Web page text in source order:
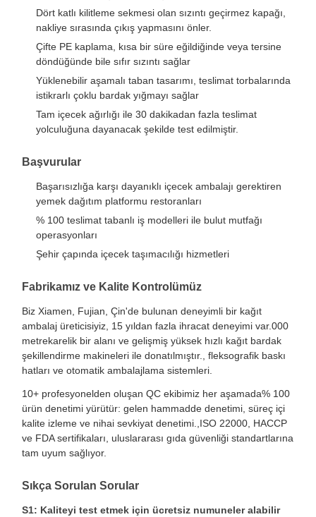
Dört katlı kilitleme sekmesi olan sızıntı geçirmez kapağı,
nakliye sırasında çıkış yapmasını önler.
Çifte PE kaplama, kısa bir süre eğildiğinde veya tersine
döndüğünde bile sıfır sızıntı sağlar
Yüklenebilir aşamalı taban tasarımı, teslimat torbalarında
istikrarlı çoklu bardak yığmayı sağlar
Tam içecek ağırlığı ile 30 dakikadan fazla teslimat
yolculuğuna dayanacak şekilde test edilmiştir.
Başvurular
Başarısızlığa karşı dayanıklı içecek ambalajı gerektiren
yemek dağıtım platformu restoranları
% 100 teslimat tabanlı iş modelleri ile bulut mutfağı
operasyonları
Şehir çapında içecek taşımacılığı hizmetleri
Fabrikamız ve Kalite Kontrolümüz
Biz Xiamen, Fujian, Çin'de bulunan deneyimli bir kağıt
ambalaj üreticisiyiz, 15 yıldan fazla ihracat deneyimi var.000
metrekarelik bir alanı ve gelişmiş yüksek hızlı kağıt bardak
şekillendirme makineleri ile donatılmıştır., fleksografik baskı
hatları ve otomatik ambalajlama sistemleri.
10+ profesyonelden oluşan QC ekibimiz her aşamada% 100
ürün denetimi yürütür: gelen hammadde denetimi, süreç içi
kalite izleme ve nihai sevkiyat denetimi.,ISO 22000, HACCP
ve FDA sertifikaları, uluslararası gıda güvenliği standartlarına
tam uyum sağlıyor.
Sıkça Sorulan Sorular
S1: Kaliteyi test etmek için ücretsiz numuneler alabilir